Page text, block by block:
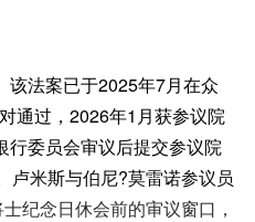
该法案已于2025年7月在众
通过，2026年1月获参议院
行委员会审议后提交参议院
卢米斯与伯尼?莫雷诺参议员
纪念日休会前的审议窗口，